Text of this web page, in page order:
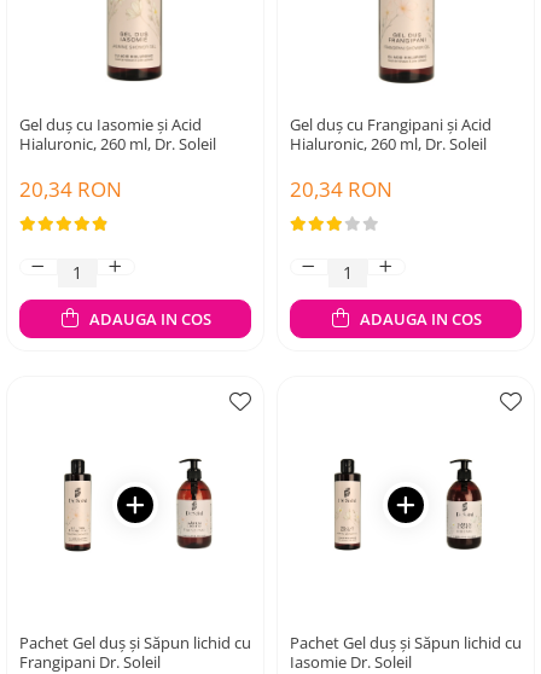
Gel duș cu Iasomie și Acid
Hialuronic, 260 ml, Dr. Soleil
20,34 RON
ADAUGA IN COS
Gel duș cu Frangipani și Acid
Hialuronic, 260 ml, Dr. Soleil
20,34 RON
ADAUGA IN COS
Pachet Gel duș și Săpun lichid cu
Frangipani Dr. Soleil
Pachet Gel duș și Săpun lichid cu
Iasomie Dr. Soleil